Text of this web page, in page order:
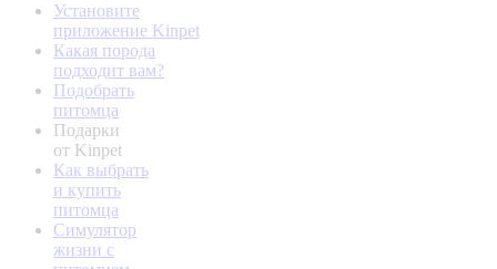
Установите
приложение Kinpet
Какая порода
подходит вам?
Подобрать
питомца
Подарки
от Kinpet
Как выбрать
и купить
питомца
Симулятор
жизни с